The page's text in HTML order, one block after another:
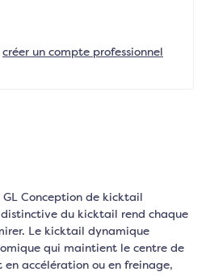
créer un compte professionnel
Conception de kicktail
du kicktail rend chaque
Le kicktail dynamique
qui maintient le centre de
accélération ou en freinage,